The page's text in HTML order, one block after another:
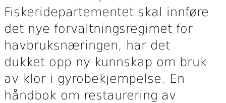
Fiskeridepartementet skal innføre
det nye forvaltningsregimet for
havbruksnæringen, har det
dukket opp ny kunnskap om bruk
av klor i gyrobekjempelse. En
håndbok om restaurering av